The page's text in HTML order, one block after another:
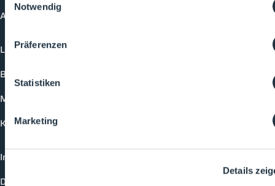
Notwendig
Präferenzen
Statistiken
Marketing
Details
Academy
Login
Buchungsmöglichkeiten
Medienformate
Kontakt
Impressum
Datenschutzerklärung